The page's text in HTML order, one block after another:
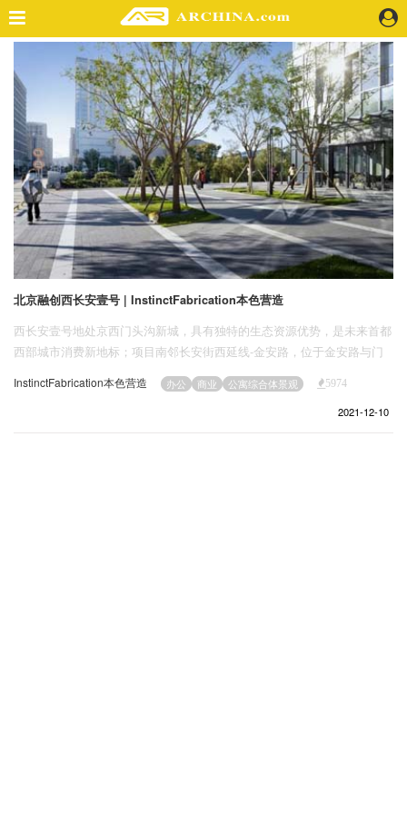
精选案例
建 筑
景 观
室 内
视 频
头条资讯
业 界
机 构
人 物
地 产
快速搜索
北京融创西长安壹号 | InstinctFabrication本色营造
西长安壹号地处京西门头沟新城，具有独特的生态资源优势，是未来首都
西部城市消费新地标；项目南邻长安街西延线-金安路，位于金安路与门
头沟新城主干道新城大街交叉口，S1线轨道交通站点旁，交通极为便
InstinctFabrication本色营造 办公 商业 公寓综合体景观 5974
2021-12-10